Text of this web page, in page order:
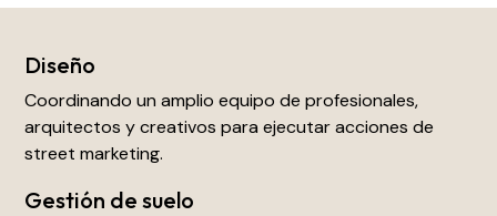
Diseño
Coordinando un amplio equipo de profesionales,
arquitectos y creativos para ejecutar acciones de
street marketing.
Gestión de suelo